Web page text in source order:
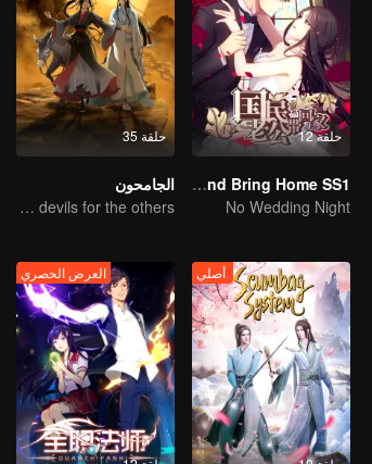
حلقة 12
National Husband Bring Home SS1
No Wedding Night
حلقة 35
الجامحون
The youth from clan of cultivators killed the devils for the others
أصلي العرض الحصري